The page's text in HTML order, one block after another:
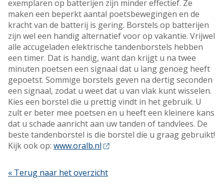
exemplaren op batterijen zijn minder effectief. Ze
maken een beperkt aantal poetsbewegingen en de
kracht van de batterij is gering. Borstels op batterijen
zijn wel een handig alternatief voor op vakantie. Vrijwel
alle accugeladen elektrische tandenborstels hebben
een timer. Dat is handig, want dan krijgt u na twee
minuten poetsen een signaal dat u lang genoeg heeft
gepoetst. Sommige borstels geven na dertig seconden
een signaal, zodat u weet dat u van vlak kunt wisselen.
Kies een borstel die u prettig vindt in het gebruik. U
zult er beter mee poetsen en u heeft een kleinere kans
dat u schade aanricht aan uw tanden of tandvlees. De
beste tandenborstel is die borstel die u graag gebruikt!
Kijk ook op: www.oralb.nl
« Terug naar het overzicht